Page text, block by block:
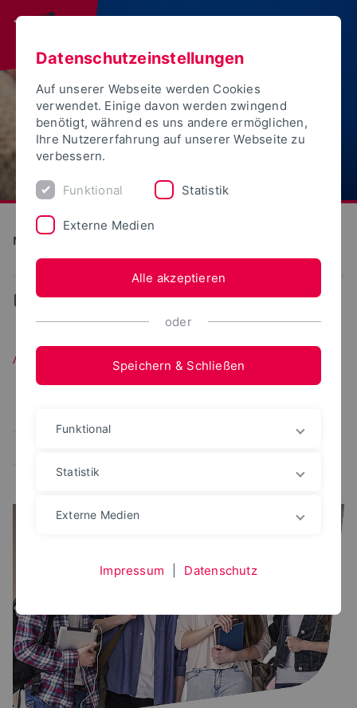
Medien und Kultur
... Aktuelles
Aktuelles
Datenschutzeinstellungen
Auf unserer Webseite werden Cookies
verwendet. Einige davon werden zwingend
benötigt, während es uns andere ermöglichen,
Ihre Nutzererfahrung auf unserer Webseite zu
verbessern.
Funktional Statistik
Externe Medien
Alle akzeptieren
oder
Speichern & Schließen
Funktional
Statistik
Externe Medien
Impressum Datenschutz